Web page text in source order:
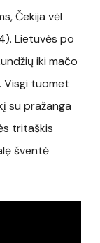
Čekija vėl
Lietuvės po
iki mačo
Visgi tuomet
su pražanga
tritaškis
šventė